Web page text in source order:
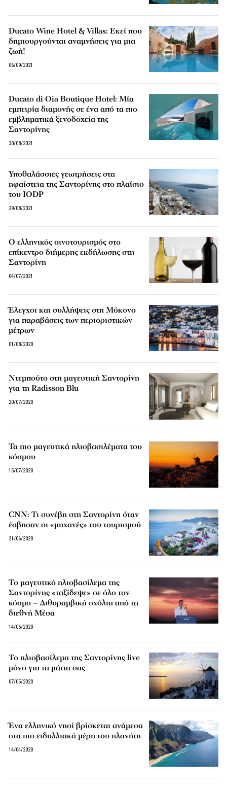
Ducato Wine Hotel & Villas: Εκεί που
δημιουργούνται αναμνήσεις για μια
ζωή!
06/09/2021
Ducato di Oia Boutique Hotel: Μία
εμπειρία διαμονής σε ένα από τα πιο
εμβληματικά ξενοδοχεία της
Σαντορίνης
30/08/2021
Υποθαλάσσιες γεωτρήσεις στα
ηφαίστεια της Σαντορίνης στο πλαίσιο
του IODP
29/08/2021
Ο ελληνικός οινοτουρισμός στο
επίκεντρο διήμερης εκδήλωσης στη
Σαντορίνη
04/07/2021
Έλεγχοι και συλλήψεις στη Μύκονο
για παραβάσεις των περιοριστικών
μέτρων
01/08/2020
Ντεμπούτο στη μαγευτική Σαντορίνη
για τη Radisson Blu
20/07/2020
Τα πιο μαγευτικά ηλιοβασιλέματα του
κόσμου
15/07/2020
CNN: Τι συνέβη στη Σαντορίνη όταν
έσβησαν οι «μηχανές» του τουρισμού
21/06/2020
Το μαγευτικό ηλιοβασίλεμα της
Σαντορίνης «ταξίδεψε» σε όλο τον
κόσμο – Διθυραμβικά σχόλια από τα
διεθνή Μέσα
14/06/2020
Το ηλιοβασίλεμα της Σαντορίνης live
μόνο για τα μάτια σας
07/05/2020
Ένα ελληνικό νησί βρίσκεται ανάμεσα
στα πιο ειδυλλιακά μέρη του πλανήτη
14/04/2020